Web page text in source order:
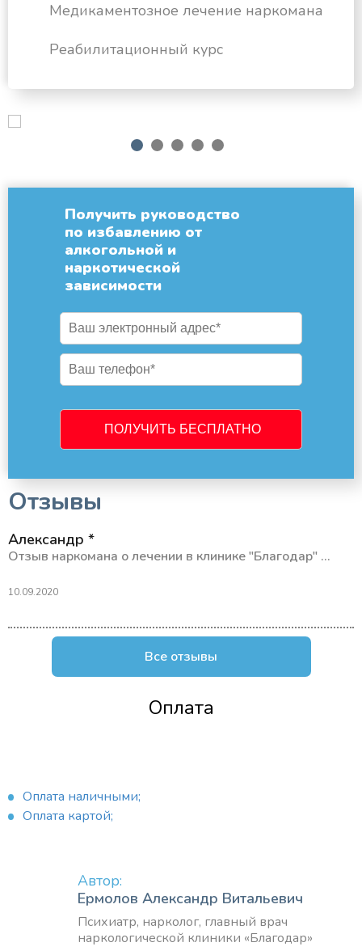
Автор:
Ермолов Александр Витальевич
Психиатр, нарколог, главный врач
наркологической клиники «Благодар»
Медикаментозное лечение наркомана
Реабилитационный курс
1 2 3 4 5
Получить руководство
по избавлению от
алкогольной и
наркотической
зависимости
Отзывы
Александр *
Отзыв наркомана о лечении в клинике "Благодар" ...
10.09.2020
Все отзывы
Оплата
Оплата наличными;
Оплата картой;